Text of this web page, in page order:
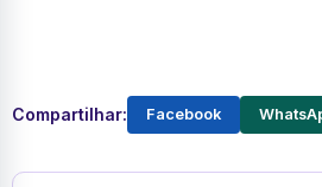
Compartilhar: Facebook